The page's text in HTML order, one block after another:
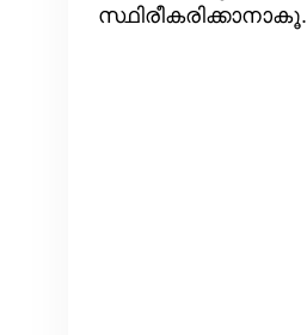
സ്ഥിരീകരിക്കാനാകൂ.